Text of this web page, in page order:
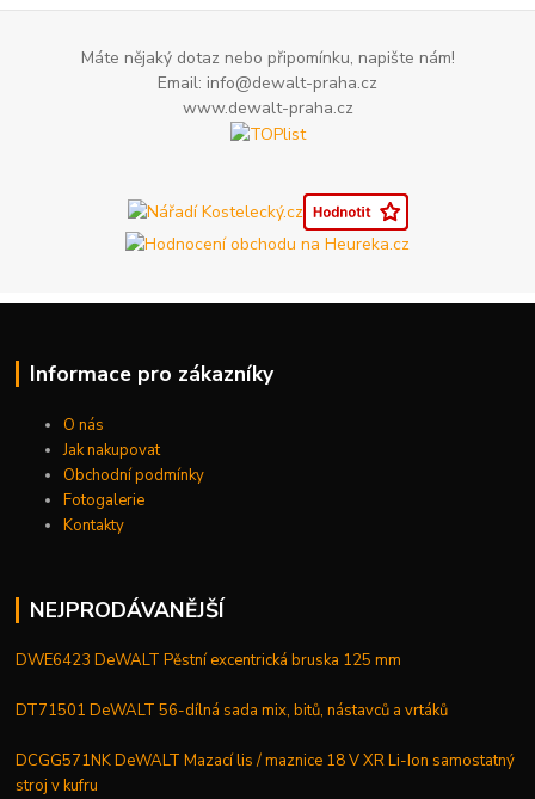
Máte nějaký dotaz nebo připomínku, napište nám!
Email: info@dewalt-praha.cz
www.dewalt-praha.cz
Informace pro zákazníky
O nás
Jak nakupovat
Obchodní podmínky
Fotogalerie
Kontakty
NEJPRODÁVANĚJŠÍ
DWE6423 DeWALT Pěstní excentrická bruska 125 mm
DT71501 DeWALT 56-dílná sada mix, bitů, nástavců a vrtáků
DCGG571NK DeWALT Mazací lis / maznice 18 V XR Li-Ion samostatný
stroj v kufru